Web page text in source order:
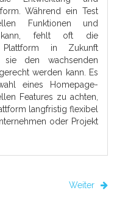
Während ein Test
Funktionen und
kann, fehlt oft die
in Zukunft
den wachsenden
werden kann. Es
eines Homepage-
Features zu achten,
langfristig flexibel
oder Projekt
Weiter